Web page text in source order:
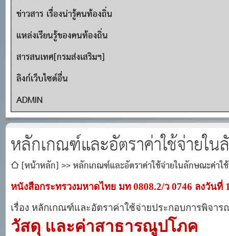
ข่าวสาร เรื่องน่ารู้คนท้องถิ่น
แหล่งเรียนรู้ของคนท้องถิ่น
สารสนเทศ[กรมส่งเสริมฯ]
ลิงก์เว็บไซต์อื่น
ADMIN
หลักเกณฑ์และอัตราค่าใช้จ่ายใ
[หน้าหลัก] หลักเกณฑ์และอัตราค่าใช้จ่ายในลักษณะค่า
หนังสือกระทรวงมหาดไทย มท 0808.2/ว 0746 ลงวันที่
เรื่อง หลักเกณฑ์และอัตราค่าใช้จ่ายประกอบการพิจา
วัสดุ และค่าสาธารณูปโภค